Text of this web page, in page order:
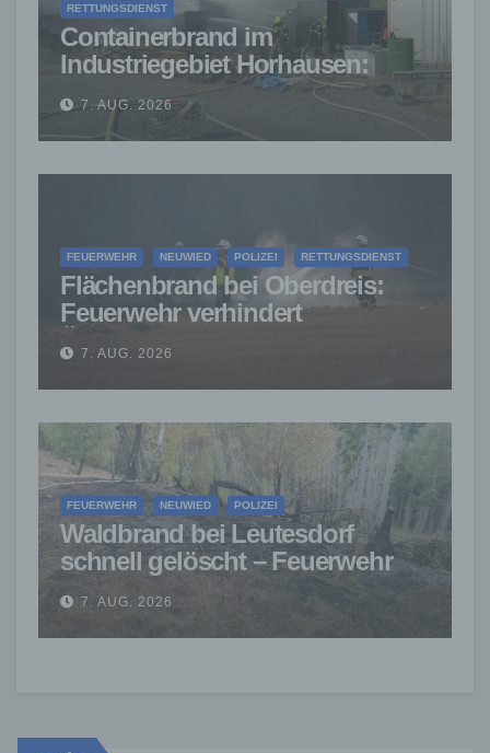
RETTUNGSDIENST
Containerbrand im
Industriegebiet Horhausen:
Feuerwehr verhindert weitere
Ausbreitung
7. AUG. 2026
FEUERWEHR NEUWIED POLIZEI RETTUNGSDIENST
Flächenbrand bei Oberdreis:
Feuerwehr verhindert
Übergreifen auf Waldgebiet
7. AUG. 2026
FEUERWEHR NEUWIED POLIZEI
Waldbrand bei Leutesdorf
schnell gelöscht – Feuerwehr
warnt vor erhöhter Brandgefahr
7. AUG. 2026